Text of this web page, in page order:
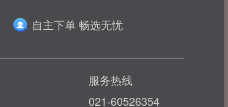
自主下单 畅选无忧
服务热线
021-60526354